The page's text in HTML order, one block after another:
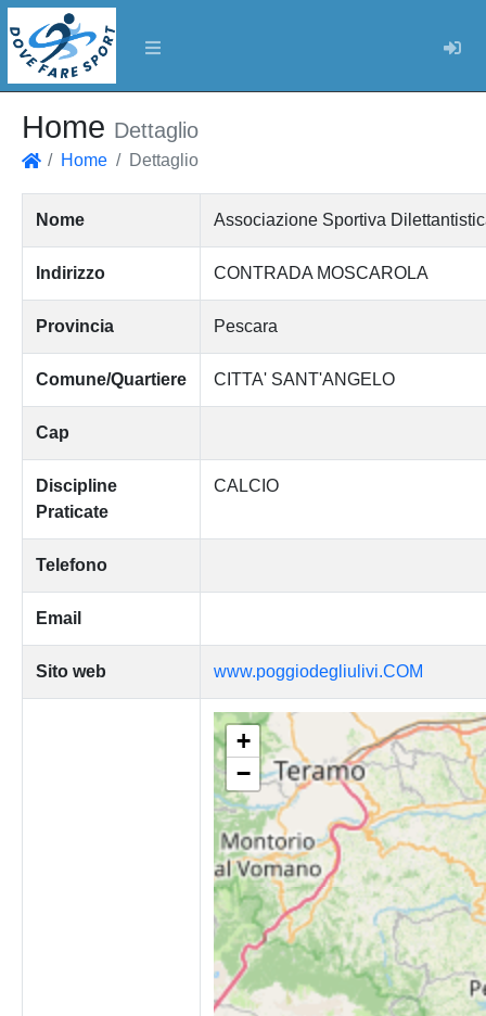
Home Dettaglio
Home Dettaglio
Nome Associazione Sportiva
Indirizzo CONTRADA MOSCAROLA
Provincia Pescara
Comune/Quartiere CITTA' SANT'ANGELO
Cap
Discipline
Praticate
CALCIO
Telefono
Email
Sito web www.poggiodegliulivi.COM
+
−